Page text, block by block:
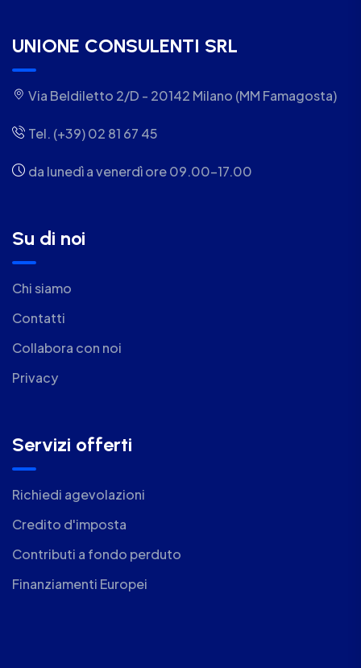
UNIONE CONSULENTI SRL
Via Beldiletto 2/D - 20142 Milano (MM Famagosta)
Tel. (+39) 02 81 67 45
da lunedì a venerdì ore 09.00-17.00
Su di noi
Chi siamo
Contatti
Collabora con noi
Privacy
Servizi offerti
Richiedi agevolazioni
Credito d'imposta
Contributi a fondo perduto
Finanziamenti Europei